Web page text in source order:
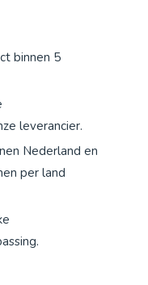
binnen 5
leverancier.
Nederland en
per land